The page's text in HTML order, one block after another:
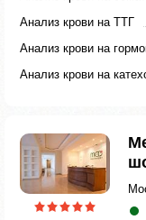
Анализ крови на ТТГ
Анализ крови на
Анализ крови на